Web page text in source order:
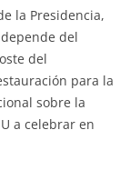
la Presidencia,
del
del
para la
sobre la
a celebrar en